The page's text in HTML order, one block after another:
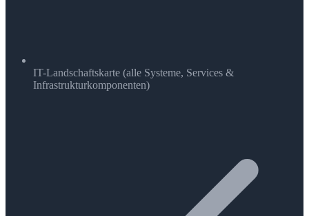
IT-Landschaftskarte (alle Systeme, Services &
Infrastrukturkomponenten)